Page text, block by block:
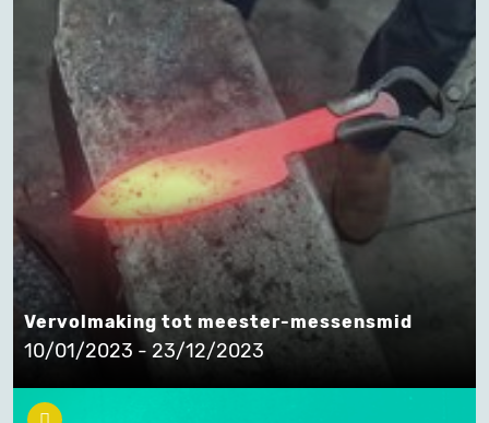
Vervolmaking tot meester-messensmid
10/01/2023 - 23/12/2023